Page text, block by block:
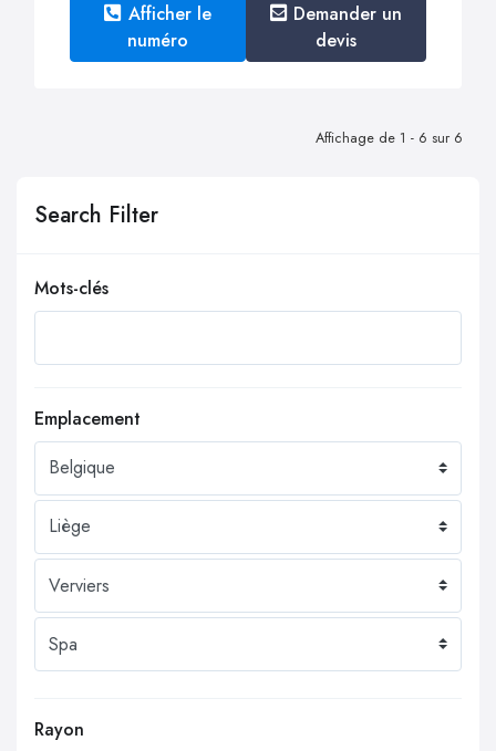
Search Filter
Mots-clés
Emplacement
Rayon
Afficher le
numéro
Demander un
devis
Affichage de 1 - 6 sur 6